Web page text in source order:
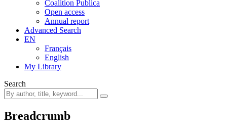
Coalition Publica
Open access
Annual report
Advanced Search
EN
Français
English
My Library
Search
Breadcrumb